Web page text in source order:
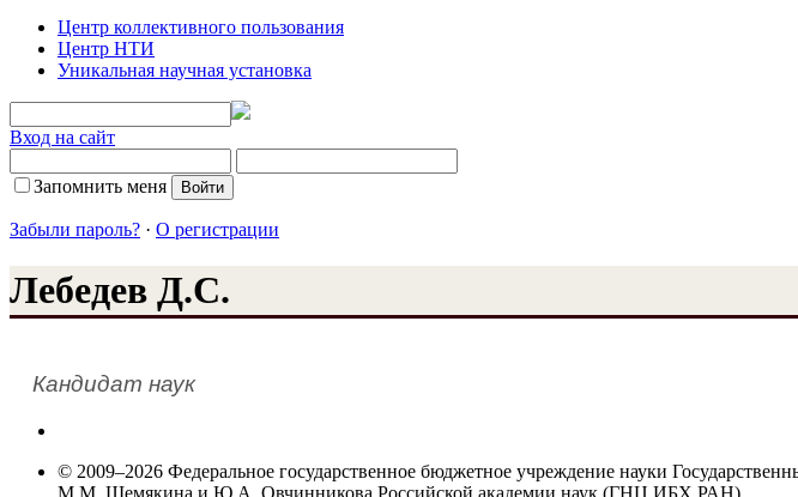
Центр коллективного пользования
Центр НТИ
Уникальная научная установка
Вход на сайт
Запомнить меня
Забыли пароль? · О регистрации
Лебедев Д.С.
Кандидат наук
© 2009–2026 Федеральное государственное бюджетное учреждение науки
М.М. Шемякина и Ю.А. Овчинникова Российской академии наук (ГНЦ ИБХ РАН)